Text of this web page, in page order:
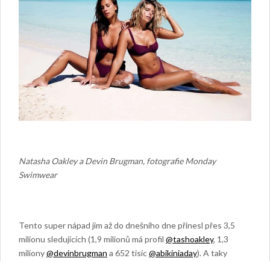
Natasha Oakley a Devin Brugman, fotografie Monday
Swimwear
Tento super nápad jim až do dnešního dne přinesl přes 3,5
milionu sledujících (1,9 milionů má profil @tashoakley, 1,3
miliony@devinbrugman a 652 tisíc@abikiniaday). A taky